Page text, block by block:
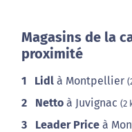
Magasins de la
proximité
1 Lidl à Montpellier
2 Netto à Juvignac (2
3 Leader Price à